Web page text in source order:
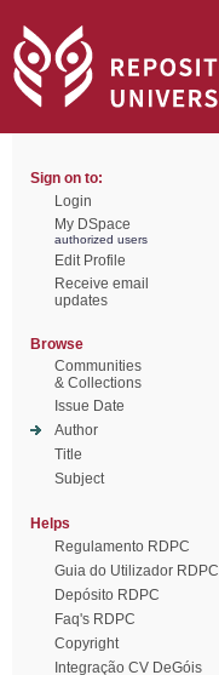
Sign on to:
Login
My DSpace
authorized users
Edit Profile
Receive email
updates
Browse
Communities
& Collections
Issue Date
Author
Title
Subject
Helps
Regulamento RDPC
Guia do Utilizador RDPC
Depósito RDPC
Faq's RDPC
Copyright
Integração CV DeGóis